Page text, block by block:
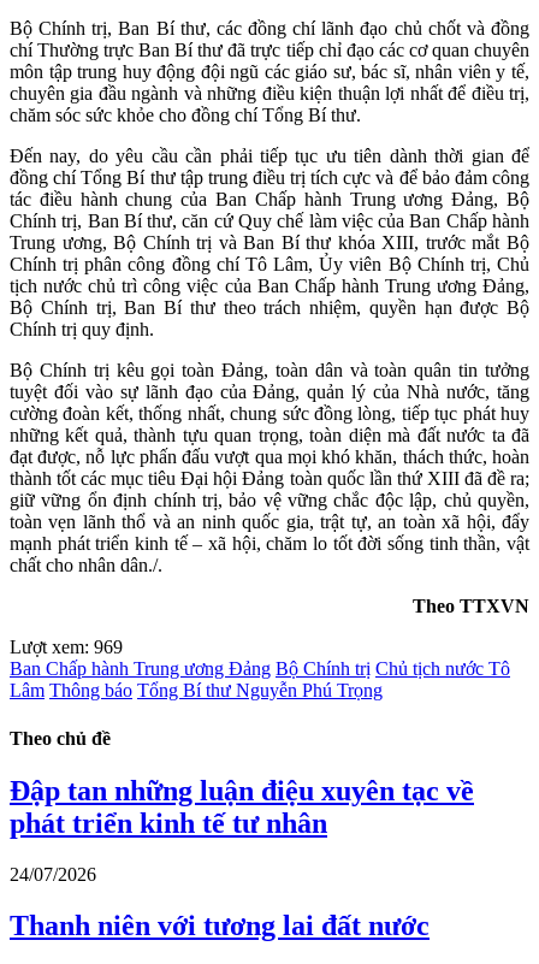
Bộ Chính trị, Ban Bí thư, các đồng chí lãnh đạo chủ chốt và đồng
chí Thường trực Ban Bí thư đã trực tiếp chỉ đạo các cơ quan chuyên
môn tập trung huy động đội ngũ các giáo sư, bác sĩ, nhân viên y tế,
chuyên gia đầu ngành và những điều kiện thuận lợi nhất để điều trị,
chăm sóc sức khỏe cho đồng chí Tổng Bí thư.
Đến nay, do yêu cầu cần phải tiếp tục ưu tiên dành thời gian để
đồng chí Tổng Bí thư tập trung điều trị tích cực và để bảo đảm công
tác điều hành chung của Ban Chấp hành Trung ương Đảng, Bộ
Chính trị, Ban Bí thư, căn cứ Quy chế làm việc của Ban Chấp hành
Trung ương, Bộ Chính trị và Ban Bí thư khóa XIII, trước mắt Bộ
Chính trị phân công đồng chí Tô Lâm, Ủy viên Bộ Chính trị, Chủ
tịch nước chủ trì công việc của Ban Chấp hành Trung ương Đảng,
Bộ Chính trị, Ban Bí thư theo trách nhiệm, quyền hạn được Bộ
Chính trị quy định.
Bộ Chính trị kêu gọi toàn Đảng, toàn dân và toàn quân tin tưởng
tuyệt đối vào sự lãnh đạo của Đảng, quản lý của Nhà nước, tăng
cường đoàn kết, thống nhất, chung sức đồng lòng, tiếp tục phát huy
những kết quả, thành tựu quan trọng, toàn diện mà đất nước ta đã
đạt được, nỗ lực phấn đấu vượt qua mọi khó khăn, thách thức, hoàn
thành tốt các mục tiêu Đại hội Đảng toàn quốc lần thứ XIII đã đề ra;
giữ vững ổn định chính trị, bảo vệ vững chắc độc lập, chủ quyền,
toàn vẹn lãnh thổ và an ninh quốc gia, trật tự, an toàn xã hội, đẩy
mạnh phát triển kinh tế – xã hội, chăm lo tốt đời sống tinh thần, vật
chất cho nhân dân./.
Theo TTXVN
Lượt xem: 969
Ban Chấp hành Trung ương Đảng Bộ Chính trị Chủ tịch nước Tô
Lâm Thông báo Tổng Bí thư Nguyễn Phú Trọng
Theo chủ đề
Đập tan những luận điệu xuyên tạc về
phát triển kinh tế tư nhân
24/07/2026
Thanh niên với tương lai đất nước